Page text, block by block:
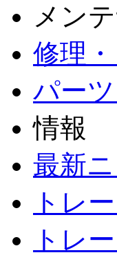
メン
修理
パー
情報
最新
トレ
トレ